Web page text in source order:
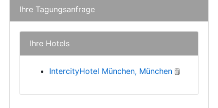
Ihre Tagungsanfrage
Ihre Hotels
IntercityHotel München, München